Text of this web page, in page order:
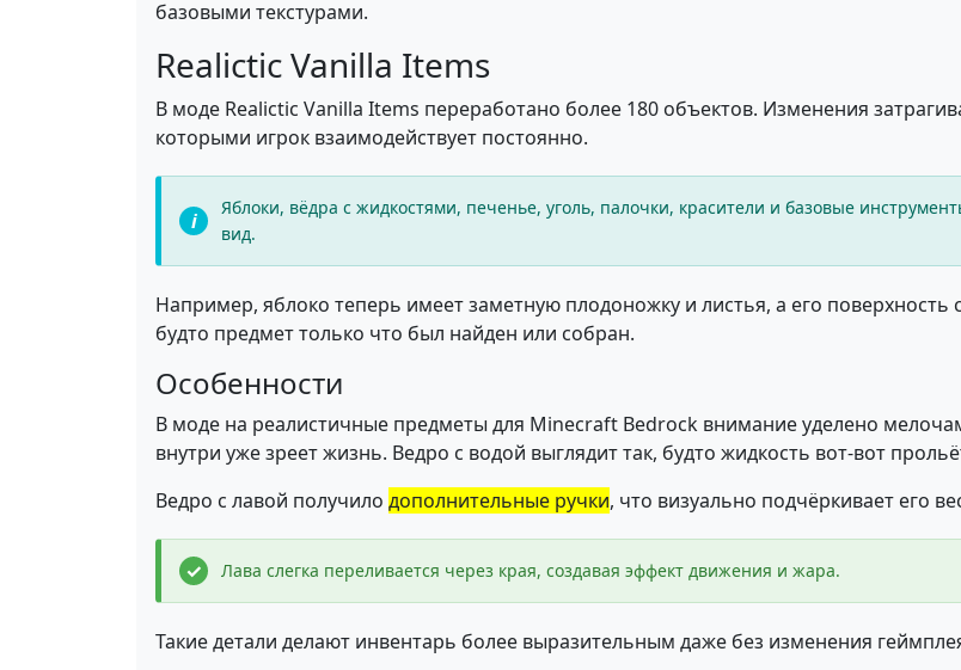
базовыми текстурами.
Realictic Vanilla Items
В моде Realictic Vanilla Items переработано более 180 объектов. Изменения
которыми игрок взаимодействует постоянно.
Яблоки, вёдра с жидкостями, печенье, уголь, палочки, красители и базовые
вид.
Например, яблоко теперь имеет заметную плодоножку и листья, а его поверхность
будто предмет только что был найден или собран.
Особенности
В моде на реалистичные предметы для Minecraft Bedrock внимание уделено
внутри уже зреет жизнь. Ведро с водой выглядит так, будто жидкость вот-вот
Ведро с лавой получило дополнительные ручки, что визуально подчёркивает его
Лава слегка переливается через края, создавая эффект движения и жара.
Такие детали делают инвентарь более выразительным даже без изменения